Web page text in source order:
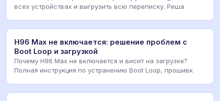
всех устройствах и выгрузить всю переписку. Реша
H96 Max не включается: решение проблем с
Boot Loop и загрузкой
Почему H96 Max не включается и висит на загрузке?
Полная инструкция по устранению Boot Loop, прошивк